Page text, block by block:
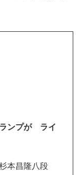
ランプが ライ
本昌隆八段